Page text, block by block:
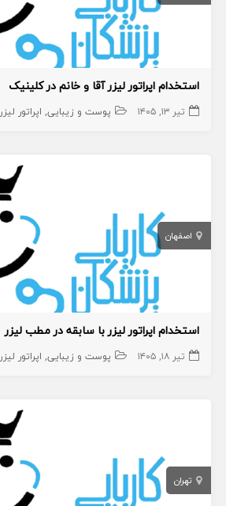
استخدام اپراتور لیزر آقا و خانم در کلینیک
تیر ۱۳, ۱۴۰۵ پوست و زیبایی اپراتور لیزر
اصفهان
استخدام اپراتور لیزر با سابقه در مطب لیزر
تیر ۱۸, ۱۴۰۵ پوست و زیبایی اپراتور لیزر
تهران